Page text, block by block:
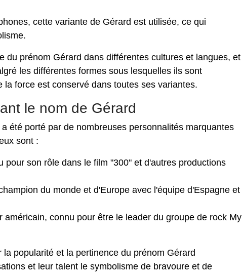
cette variante de Gérard est utilisée, ce qui
du prénom Gérard dans différentes cultures et langues, et
les différentes formes sous lesquelles ils sont
force est conservé dans toutes ses variantes.
le nom de Gérard
été porté par de nombreuses personnalités marquantes
sont :
pour son rôle dans le film "300" et d'autres productions
du monde et d'Europe avec l'équipe d'Espagne et
américain, connu pour être le leader du groupe de rock My
popularité et la pertinence du prénom Gérard
et leur talent le symbolisme de bravoure et de